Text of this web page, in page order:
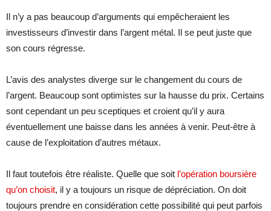
Il n’y a pas beaucoup d’arguments qui empêcheraient les
investisseurs d’investir dans l’argent métal. Il se peut juste que
son cours régresse.
L’avis des analystes diverge sur le changement du cours de
l’argent. Beaucoup sont optimistes sur la hausse du prix. Certains
sont cependant un peu sceptiques et croient qu’il y aura
éventuellement une baisse dans les années à venir. Peut-être à
cause de l’exploitation d’autres métaux.
Il faut toutefois être réaliste. Quelle que soit l’opération boursière
qu’on choisit, il y a toujours un risque de dépréciation. On doit
toujours prendre en considération cette possibilité qui peut parfois